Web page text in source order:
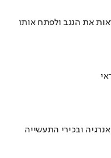
את הנגב ולפתח אותו
ובכירי התעשייה